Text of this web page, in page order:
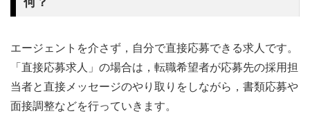
エージェントを介さず，自分で直接応募できる求人です。
「直接応募求人」の場合は，転職希望者が応募先の採用担
当者と直接メッセージのやり取りをしながら，書類応募や
面接調整などを行っていきます。